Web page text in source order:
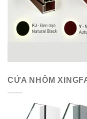
CỬA NHÔM